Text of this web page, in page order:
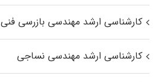
کارشناسی ارشد مهندسی بازرسی فنی
کارشناسی ارشد مهندسی نساجی